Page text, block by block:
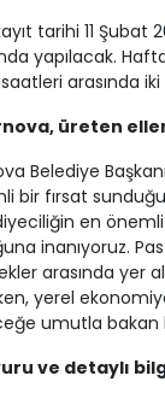
tarihi 11
yapılacak.
saatleri arasında
üreten
Belediye
bir fırsat
en
inanıyoruz.
arasında yer
yerel
umutla bakan
ve detaylı